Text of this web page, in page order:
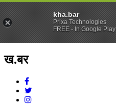
ख.बर
kha.bar
Prixa Technologies
FREE - In Google Play